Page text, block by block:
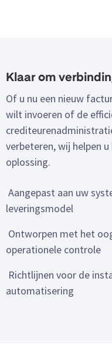
Klaar om
Of u nu een nieuw
wilt invoeren of de
verbeteren, wij helpen
oplossing.
Aangepast aan uw
leveringsmodel
Ontworpen met het
operationele controle
Richtlijnen voor de
automatisering